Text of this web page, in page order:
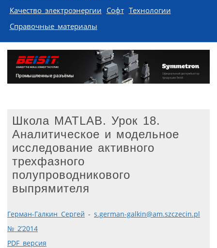
Качество электроэнергии Софт Технологии
Справочные материалы
Школа MATLAB. Урок 18.
Аналитическое и модельное
исследование активного
трехфазного
полупроводникового
выпрямителя
Герман-Галкин Сергей - s.german-galkin@am.szczecin.pl
№ 2’2014
PDF версия